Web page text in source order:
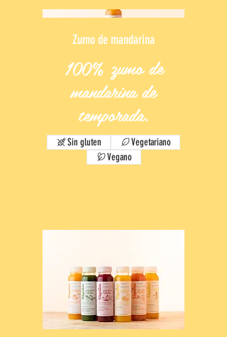
Zumo de mandarina
100% zumo de
mandarina de
temporada.
Sin gluten
Vegetariano
Vegano